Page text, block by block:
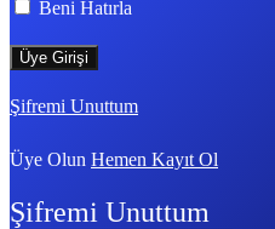
Beni Hatırla
Şifremi Unuttum
Üye Olun Hemen Kayıt Ol
Şifremi Unuttum